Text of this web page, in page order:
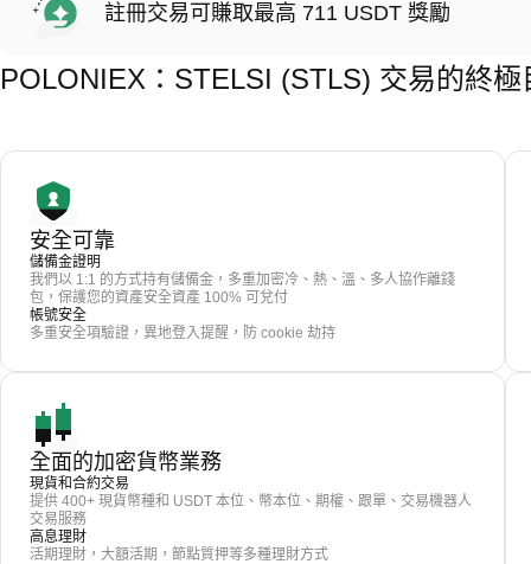
註冊交易可賺取最高 711 USDT 獎勵
POLONIEX：STELSI (STLS) 交易的終極
安全可靠
儲備金證明
我們以 1:1 的方式持有儲備金，多重加密冷、熱、溫、多人協作離錢
包，保護您的資產安全資產 100% 可兌付
帳號安全
多重安全項驗證，異地登入提醒，防 cookie 劫持
全面的加密貨幣業務
現貨和合約交易
提供 400+ 現貨幣種和 USDT 本位、幣本位、期權、跟單、交易機器人
交易服務
高息理財
活期理財，大額活期，節點質押等多種理財方式